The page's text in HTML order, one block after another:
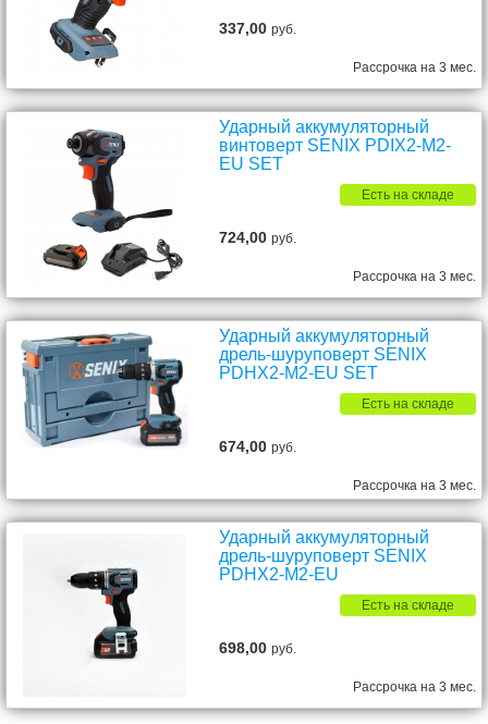
337,00руб.
Рассрочка на 3 мес.
Ударный аккумуляторный
винтоверт SENIX PDIX2-M2-
EU SET
Есть на складе
724,00руб.
Рассрочка на 3 мес.
Ударный аккумуляторный
дрель-шуруповерт SENIX
PDHX2-M2-EU SET
Есть на складе
674,00руб.
Рассрочка на 3 мес.
Ударный аккумуляторный
дрель-шуруповерт SENIX
PDHX2-M2-EU
Есть на складе
698,00руб.
Рассрочка на 3 мес.